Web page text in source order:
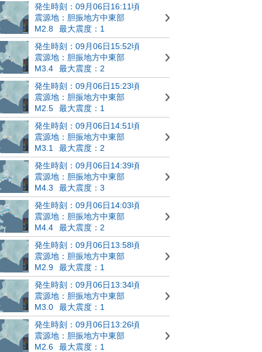
発生時刻：09月06日16:11頃
震源地：胆振地方中東部
M2.8
最大震度：1
発生時刻：09月06日15:52頃
震源地：胆振地方中東部
M3.4
最大震度：2
発生時刻：09月06日15:23頃
震源地：胆振地方中東部
M2.5
最大震度：1
発生時刻：09月06日14:51頃
震源地：胆振地方中東部
M3.1
最大震度：2
発生時刻：09月06日14:39頃
震源地：胆振地方中東部
M4.3
最大震度：3
発生時刻：09月06日14:03頃
震源地：胆振地方中東部
M4.4
最大震度：2
発生時刻：09月06日13:58頃
震源地：胆振地方中東部
M2.9
最大震度：1
発生時刻：09月06日13:34頃
震源地：胆振地方中東部
M3.0
最大震度：1
発生時刻：09月06日13:26頃
震源地：胆振地方中東部
M2.6
最大震度：1